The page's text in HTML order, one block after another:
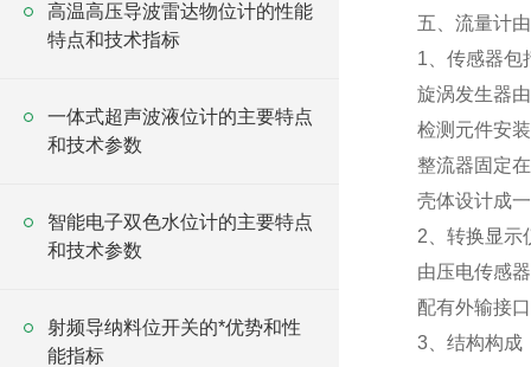
高温高压导波雷达物位计的性能
特点和技术指标
一体式超声波液位计的主要特点
和技术参数
智能电子双色水位计的主要特点
和技术参数
射频导纳料位开关的*优势和性
能指标
五、流量计
1、传感器包
旋涡发生器
检测元件安
整流器固定
壳体设计成
2、转换显示
由压电传感
配有外输接
3、结构构成